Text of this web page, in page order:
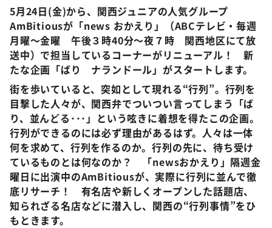
アナ回覧板
5月24日(金)から、関西ジュニアの人気グループ
AmBitiousが「news おかえり」（ABCテレビ・毎週
月曜～金曜 午後３時40分～夜７時 関西地区にて放
送中）で担当しているコーナーがリニューアル！ 新
たな企画「ばり ナランドール」がスタートします。
街を歩いていると、突如として現れる“行列”。行列を
目撃した人々が、関西弁でついつい言ってしまう「ば
り、並んどる･･･」という呟きに着想を得たこの企画。
行列ができるのには必ず理由があるはず。人々は一体
何を求めて、行列を作るのか。行列の先に、待ち受け
ているものとは何なのか？ 「newsおかえり」隔週金
曜日に出演中のAmBitiousが、実際に行列に並んで徹
底リサーチ！ 有名店や新しくオープンした話題店、
知られざる名店などに潜入し、関西の“行列事情”をひ
もときます。